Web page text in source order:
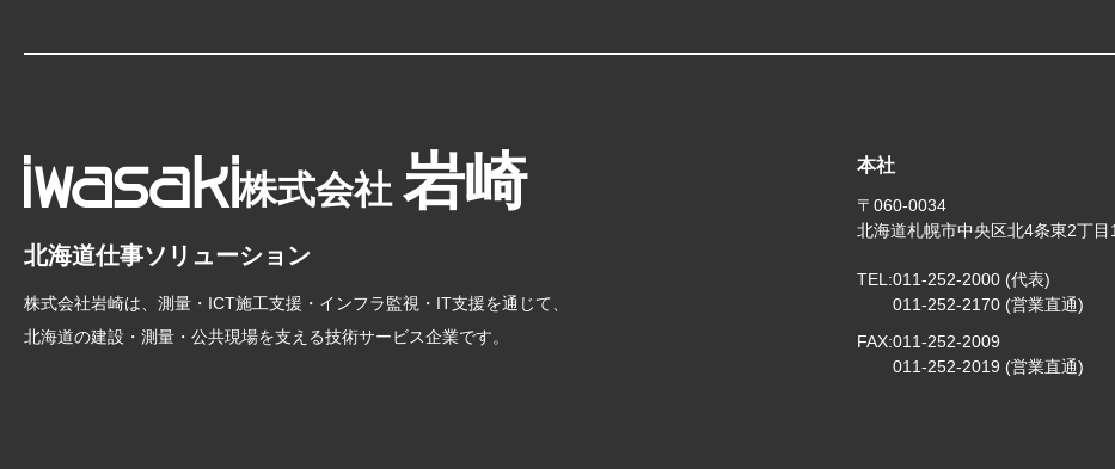
株式会社 岩崎
北海道仕事ソリューション
株式会社岩崎は、測量・ICT施工支援・インフラ監視・IT支援を通じて、
北海道の建設・測量・公共現場を支える技術サービス企業です。
本社
〒060-0034
北海道札幌市中央区北4条東2丁目
TEL:011-252-2000 (代表)
011-252-2170 (営業直通)
FAX:011-252-2009
011-252-2019 (営業直通)